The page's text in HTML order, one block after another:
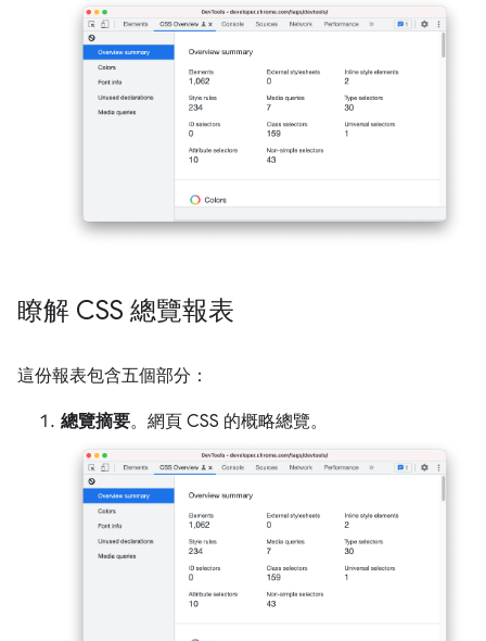
瞭解 CSS 總覽報表
這份報表包含五個部分：
總覽摘要。網頁 CSS 的概略總覽。